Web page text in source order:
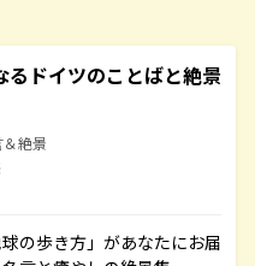
るドイツのことばと絶景
絶景
の歩き方」があなたにお届